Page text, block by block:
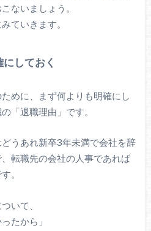
ないましょう。
ていきます。
にしておく
めに、まず何よりも明確にし
「退職理由」です。
どうあれ新卒3年未満で会社を辞
転職先の会社の人事であれば
。
いて、
たから」